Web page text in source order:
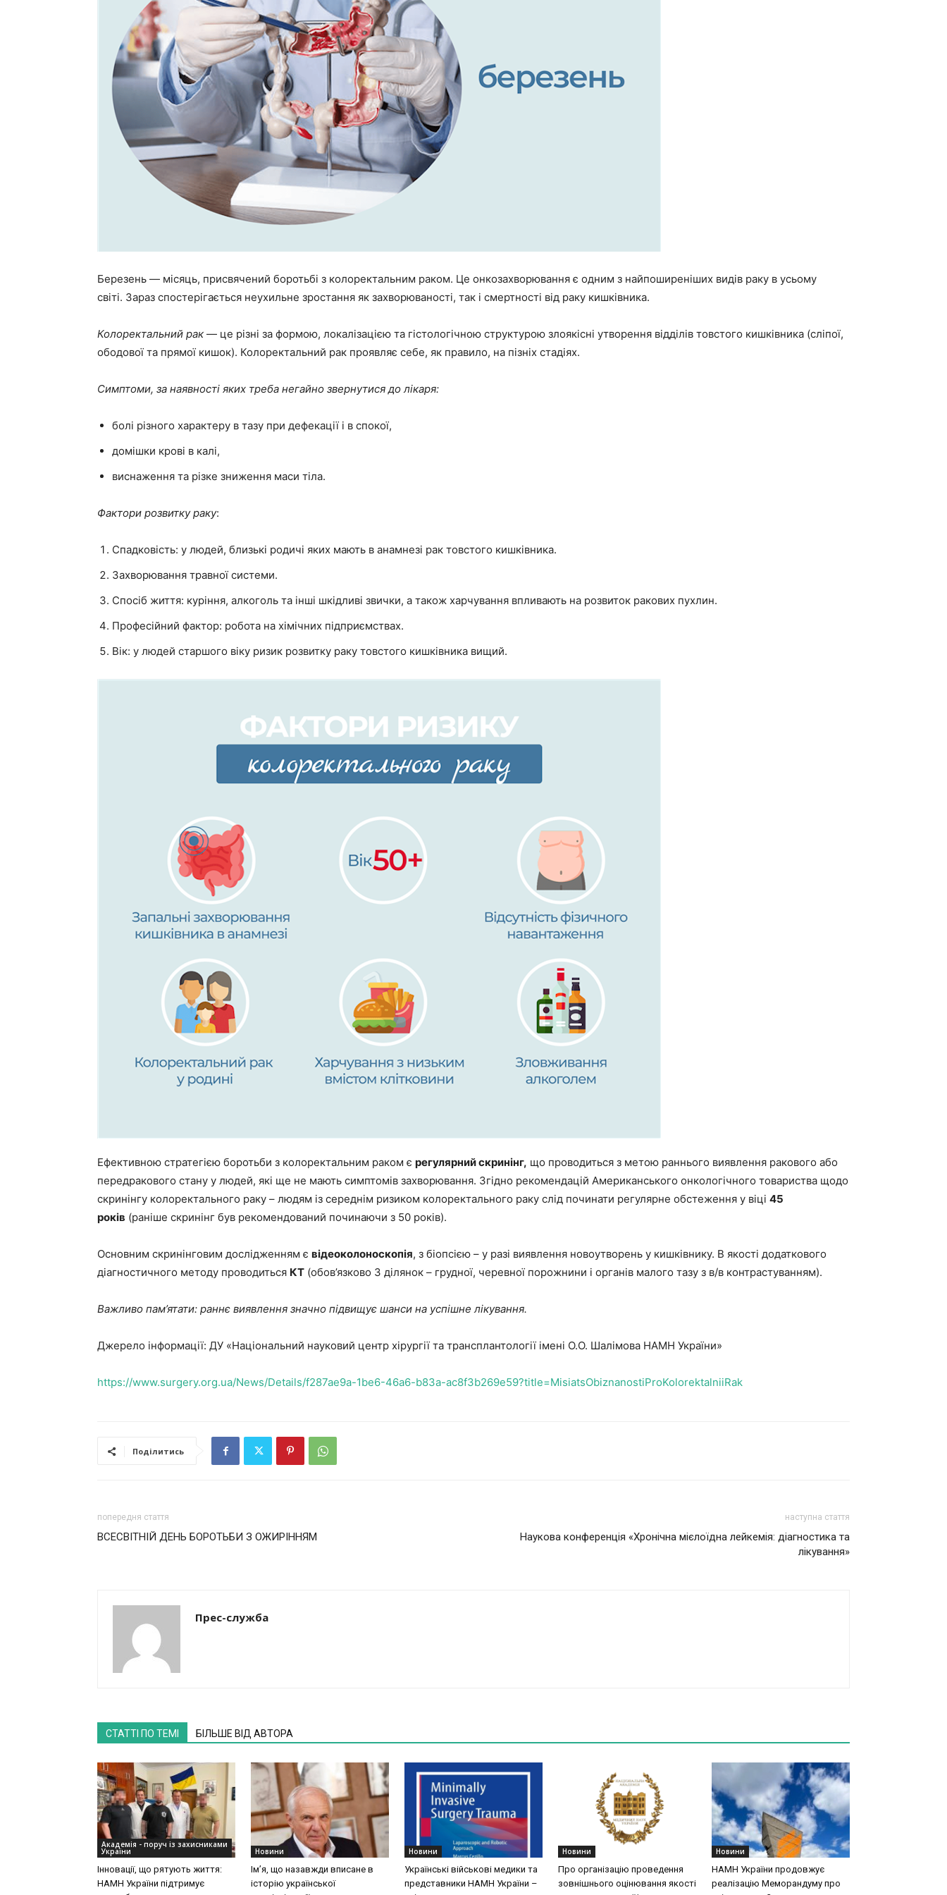
Березень — місяць, присвячений боротьбі з колоректальним раком. Це онкозахворювання є одним з найпоширеніших видів раку в усьому
світі. Зараз спостерігається неухильне зростання як захворюваності, так і смертності від раку кишківника.
Колоректальний рак — це різні за формою, локалізацією та гістологічною структурою злоякісні утворення відділів товстого кишківника (сліпої,
ободової та прямої кишок). Колоректальний рак проявляє себе, як правило, на пізніх стадіях.
Симптоми, за наявності яких треба негайно звернутися до лікаря:
болі різного характеру в тазу при дефекації і в спокої,
домішки крові в калі,
виснаження та різке зниження маси тіла.
Фактори розвитку раку:
Спадковість: у людей, близькі родичі яких мають в анамнезі рак товстого кишківника.
Захворювання травної системи.
Спосіб життя: куріння, алкоголь та інші шкідливі звички, а також харчування впливають на розвиток ракових пухлин.
Професійний фактор: робота на хімічних підприємствах.
Вік: у людей старшого віку ризик розвитку раку товстого кишківника вищий.
Ефективною стратегією боротьби з колоректальним раком є регулярний скринінг, що проводиться з метою раннього виявлення ракового або
передракового стану у людей, які ще не мають симптомів захворювання. Згідно рекомендацій Американського онкологічного товариства щодо
скринінгу колоректального раку – людям із середнім ризиком колоректального раку слід починати регулярне обстеження у віці 45
років (раніше скринінг був рекомендований починаючи з 50 років).
Основним скринінговим дослідженням є відеоколоноскопія, з біопсією – у разі виявлення новоутворень у кишківнику. В якості додаткового
діагностичного методу проводиться КТ (обов’язково 3 ділянок – грудної, черевної порожнини і органів малого тазу з в/в контрастуванням).
Важливо пам’ятати: раннє виявлення значно підвищує шанси на успішне лікування.
Джерело інформації: ДУ «Національний науковий центр хірургії та трансплантології імені О.О. Шалімова НАМН України»
https://www.surgery.org.ua/News/Details/f287ae9a-1be6-46a6-b83a-ac8f3b269e59?title=MisiatsObiznanostiProKolorektalniiRak
Поділитись
попередня стаття
ВСЕСВІТНІЙ ДЕНЬ БОРОТЬБИ З ОЖИРІННЯМ
наступна стаття
Наукова конференція «Хронічна мієлоїдна лейкемія: діагностика та
лікування»
Прес-служба
СТАТТІ ПО ТЕМІ БІЛЬШЕ ВІД АВТОРА
Академія - поруч із захисниками
України
Інновації, що рятують життя:
НАМН України підтримує
Новини
Ім’я, що назавжди вписане в
історію української
Новини
Українські військові медики та
представники НАМН України –
Новини
Про організацію проведення
зовнішнього оцінювання якості
Новини
НАМН України продовжує
реалізацію Меморандуму про